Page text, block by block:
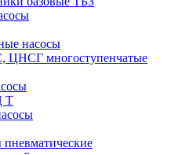
насосы
ЦНСГ многоступенчатые
Т
пневматические